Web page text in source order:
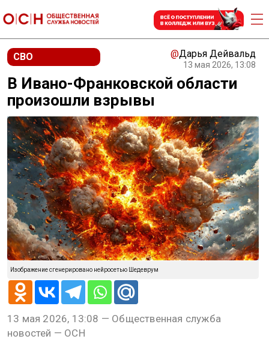
СВО @Дарья Дейвальд
13 мая 2026, 13:08
В Ивано-Франковской области
произошли взрывы
Изображение сгенерировано нейросетью Шедеврум
13 мая 2026, 13:08 — Общественная служба
новостей — ОСН